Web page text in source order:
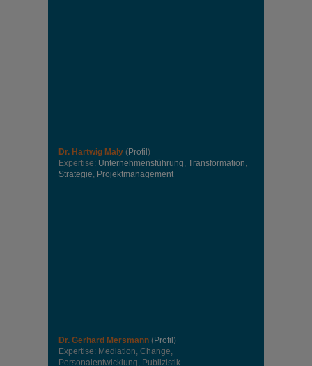
Dr. Hartwig Maly (Profil )
Expertise: Unternehmensführung, Transformation,
Strategie, Projektmanagement
Dr. Gerhard Mersmann (Profil )
Expertise: Mediation, Change,
Personalentwicklung, Publizistik